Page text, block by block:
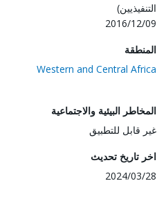
التنفيذيين)
2016/12/09
المنطقة
Western and Central Africa
المخاطر البيئية والاجتماعية
غير قابل للتطبيق
اخر تاريخ تحديث
2024/03/28